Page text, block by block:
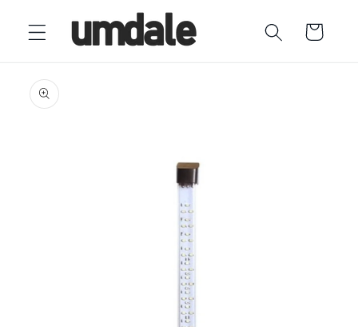
directamente
al contenido
Carrito
a la
información